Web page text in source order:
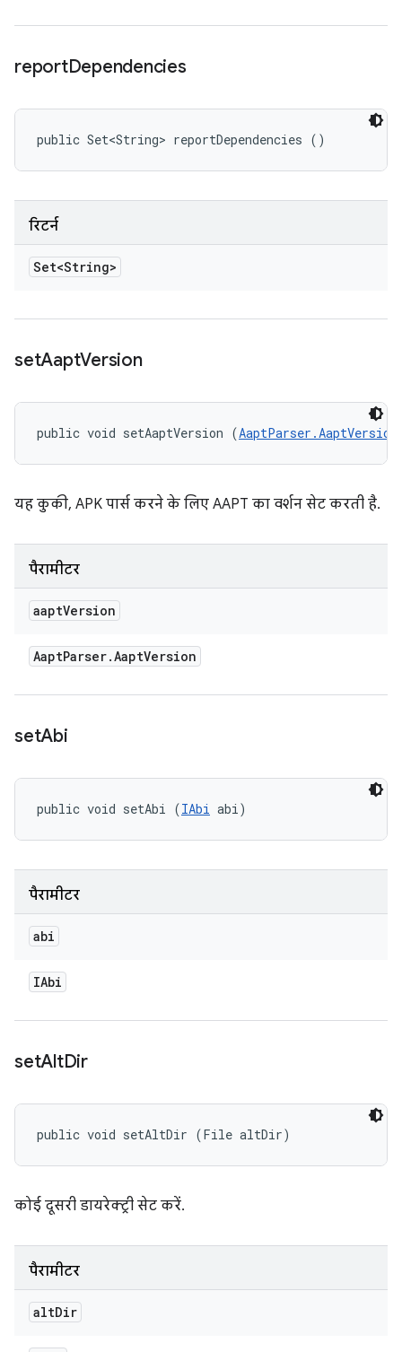
reportDependencies
public Set<String> reportDependencies ()
रिटर्न
Set<String>
setAaptVersion
public void setAaptVersion (AaptParser.AaptVersion
यह कुकी, APK पार्स करने के लिए AAPT का वर्शन सेट करती है.
पैरामीटर
aaptVersion
AaptParser.AaptVersion
setAbi
public void setAbi (IAbi abi)
पैरामीटर
abi
IAbi
setAltDir
public void setAltDir (File altDir)
कोई दूसरी डायरेक्ट्री सेट करें.
पैरामीटर
altDir